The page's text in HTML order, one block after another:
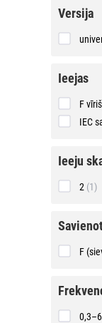
versija
versija
ieejas
ieejas
F
IEC
ieeju
skaits
ieeju
2 (1)
savienotāja
veids
F
frekvences
diapazons